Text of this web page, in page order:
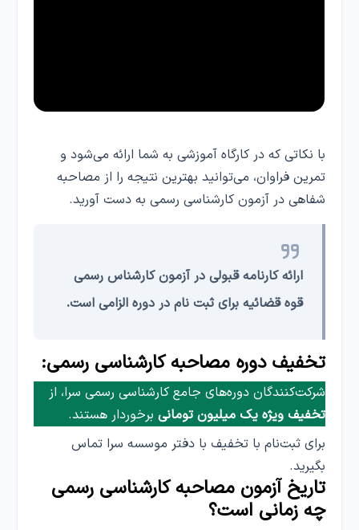
با نکاتی که در کارگاه آموزشی به شما ارائه می‌شود و
تمرین فراوان، می‌توانید بهترین نتیجه را از مصاحبه
شفاهی در آزمون کارشناسی رسمی به دست آورید.
ارائه کارنامه قبولی در آزمون کارشناس رسمی
قوه قضائیه برای ثبت نام در دوره الزامی است.
تخفیف دوره مصاحبه کارشناسی رسمی:
شرکت‌کنندگان دوره‌های جامع کارشناسی رسمی سرا، از
تخفیف ویژه یک میلیون تومانی برخوردار هستند.
برای ثبت‌نام با تخفیف با دفتر موسسه سرا تماس
بگیرید.
تاریخ آزمون مصاحبه کارشناسی رسمی
چه زمانی است؟